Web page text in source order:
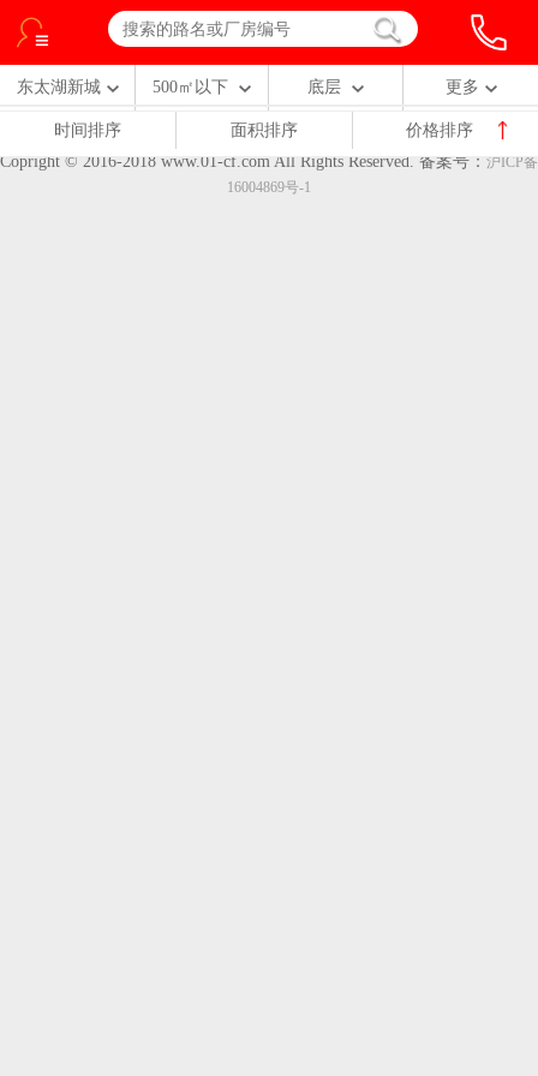
东太湖新城 500㎡以下 底层 更多
时间排序 面积排序
价格排序
Copright © 2016-2018 www.01-cf.com All Rights Reserved. 备案号： 沪ICP备
16004869号-1